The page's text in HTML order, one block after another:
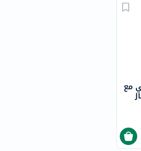
مع